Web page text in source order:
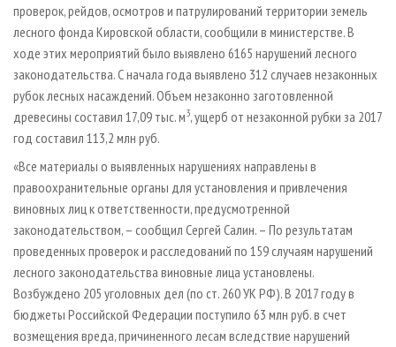
проверок, рейдов, осмотров и патрулирований территории земель
лесного фонда Кировской области, сообщили в министерстве. В
ходе этих мероприятий было выявлено 6165 нарушений лесного
законодательства. С начала года выявлено 312 случаев незаконных
рубок лесных насаждений. Объем незаконно заготовленной
древесины составил 17,09 тыс. м3, ущерб от незаконной рубки за 2017
год составил 113,2 млн руб.
«Все материалы о выявленных нарушениях направлены в
правоохранительные органы для установления и привлечения
виновных лиц к ответственности, предусмотренной
законодательством, – сообщил Сергей Салин. – По результатам
проведенных проверок и расследований по 159 случаям нарушений
лесного законодательства виновные лица установлены.
Возбуждено 205 уголовных дел (по ст. 260 УК РФ). В 2017 году в
бюджеты Российской Федерации поступило 63 млн руб. в счет
возмещения вреда, причиненного лесам вследствие нарушений